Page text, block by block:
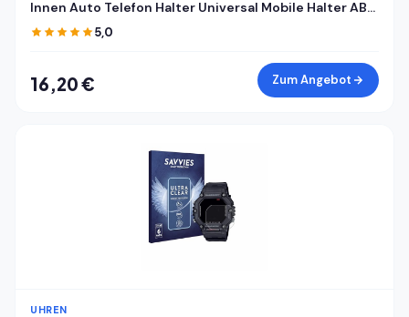
Innen Auto Telefon Halter Universal Mobile Halter ABS
Auto Halterung Telefon Unterstützung Handy Halter
5,0
16,20 € Zum Angebot
UHREN